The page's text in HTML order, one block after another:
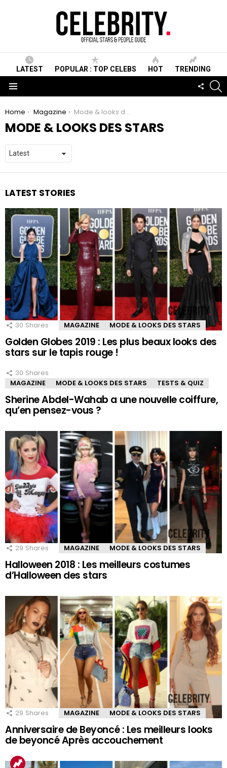
LATEST POPULAR : TOP CELEBS HOT TRENDING
You are here:
Home Magazine Mode & looks des stars
MODE & LOOKS DES STARS
LATEST STORIES
30 Shares MAGAZINE MODE & LOOKS DES STARS
Golden Globes 2019 : Les plus beaux looks des
stars sur le tapis rouge !
30 Shares
MAGAZINE
MODE & LOOKS DES STARS TESTS & QUIZ
Sherine Abdel-Wahab a une nouvelle coiffure,
qu’en pensez-vous ?
29 Shares MAGAZINE MODE & LOOKS DES STARS
Halloween 2018 : Les meilleurs costumes
d’Halloween des stars
29 Shares MAGAZINE MODE & LOOKS DES STARS
Anniversaire de Beyoncé : Les meilleurs looks
de beyoncé Après accouchement